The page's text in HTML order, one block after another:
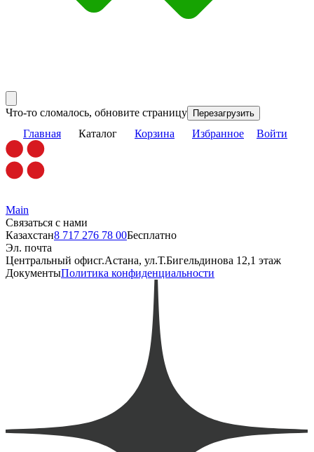
Что-то сломалось, обновите страницу Перезагрузить
Главная Каталог Корзина Избранное Войти
Main
Связаться с нами
Казахстан8 717 276 78 00Бесплатно
Эл. почта
Центральный офисг.Астана, ул.Т.Бигельдинова 12,1 этаж
ДокументыПолитика конфиденциальности